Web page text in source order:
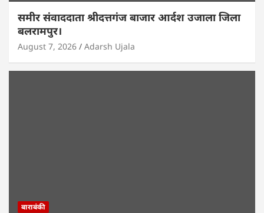
समीर संवाददाता श्रीदत्तगंज बाजार आर्दश उजाला जिला
बलरामपुर।
August 7, 2026 Adarsh Ujala
बाराबंकी